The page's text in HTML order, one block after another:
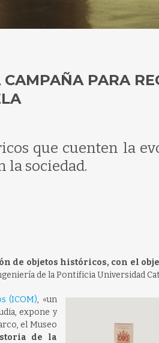
PARA
que cuenten la
la sociedad.
de objetos históricos, con el
de la Pontificia Universidad
(ICOM), «un
expone y
el Museo
de la